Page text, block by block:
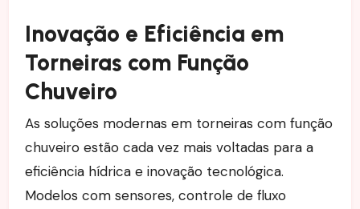
Inovação e Eficiência em
Torneiras com Função
Chuveiro
As soluções modernas em torneiras com função
chuveiro estão cada vez mais voltadas para a
eficiência hídrica e inovação tecnológica.
Modelos com sensores, controle de fluxo